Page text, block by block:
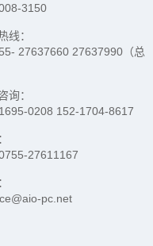
3150
线：
27637660 27637990（总
询：
0208 152-1704-8617
27611167
pc.net